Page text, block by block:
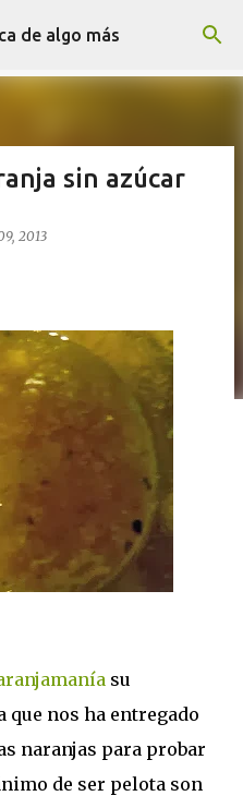
principal
de algo más
sin azúcar
2013
su
que nos ha entregado
naranjas para probar
de ser pelota son